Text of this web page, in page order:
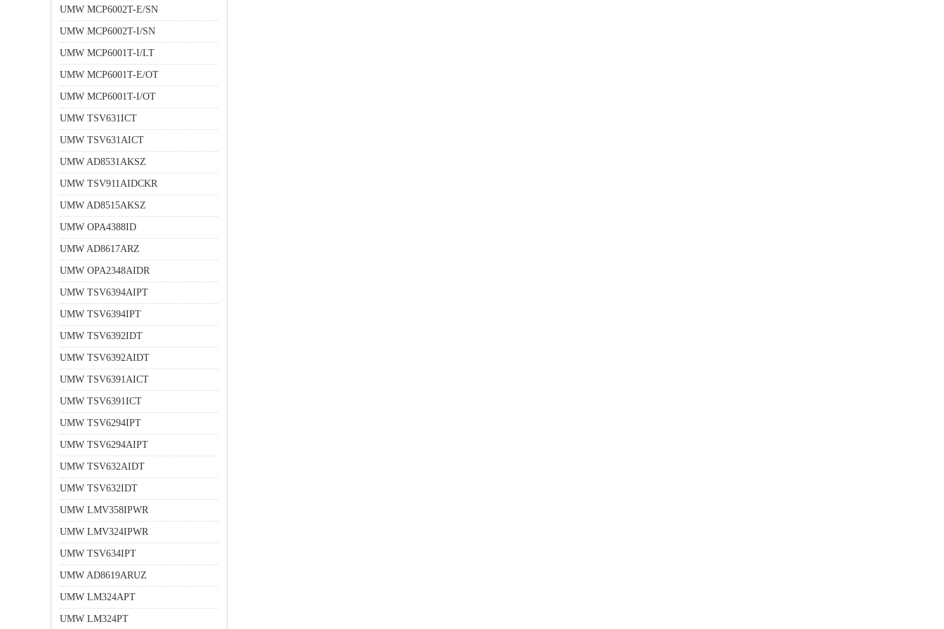
UMW MCP6002T-E/SN
UMW MCP6002T-I/SN
UMW MCP6001T-I/LT
UMW MCP6001T-E/OT
UMW MCP6001T-I/OT
UMW TSV631ICT
UMW TSV631AICT
UMW AD8531AKSZ
UMW TSV911AIDCKR
UMW AD8515AKSZ
UMW OPA4388ID
UMW AD8617ARZ
UMW OPA2348AIDR
UMW TSV6394AIPT
UMW TSV6394IPT
UMW TSV6392IDT
UMW TSV6392AIDT
UMW TSV6391AICT
UMW TSV6391ICT
UMW TSV6294IPT
UMW TSV6294AIPT
UMW TSV632AIDT
UMW TSV632IDT
UMW LMV358IPWR
UMW LMV324IPWR
UMW TSV634IPT
UMW AD8619ARUZ
UMW LM324APT
UMW LM324PT